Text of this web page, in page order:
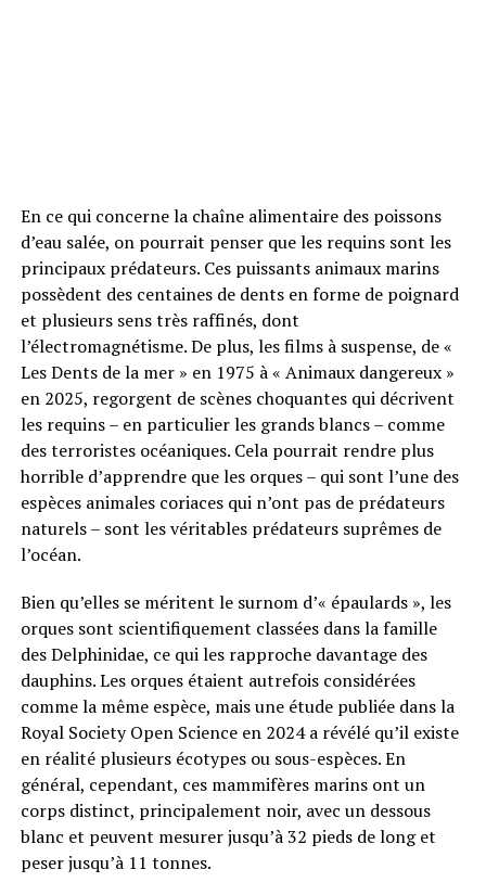
En ce qui concerne la chaîne alimentaire des poissons
d’eau salée, on pourrait penser que les requins sont les
principaux prédateurs. Ces puissants animaux marins
possèdent des centaines de dents en forme de poignard
et plusieurs sens très raffinés, dont
l’électromagnétisme. De plus, les films à suspense, de «
Les Dents de la mer » en 1975 à « Animaux dangereux »
en 2025, regorgent de scènes choquantes qui décrivent
les requins – en particulier les grands blancs – comme
des terroristes océaniques. Cela pourrait rendre plus
horrible d’apprendre que les orques – qui sont l’une des
espèces animales coriaces qui n’ont pas de prédateurs
naturels – sont les véritables prédateurs suprêmes de
l’océan.
Bien qu’elles se méritent le surnom d’« épaulards », les
orques sont scientifiquement classées dans la famille
des Delphinidae, ce qui les rapproche davantage des
dauphins. Les orques étaient autrefois considérées
comme la même espèce, mais une étude publiée dans la
Royal Society Open Science en 2024 a révélé qu’il existe
en réalité plusieurs écotypes ou sous-espèces. En
général, cependant, ces mammifères marins ont un
corps distinct, principalement noir, avec un dessous
blanc et peuvent mesurer jusqu’à 32 pieds de long et
peser jusqu’à 11 tonnes.